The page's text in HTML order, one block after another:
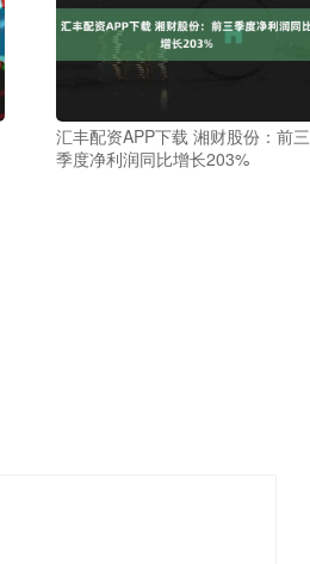
汇丰配资APP下载 湘财股份：前三
季度净利润同比增长203%